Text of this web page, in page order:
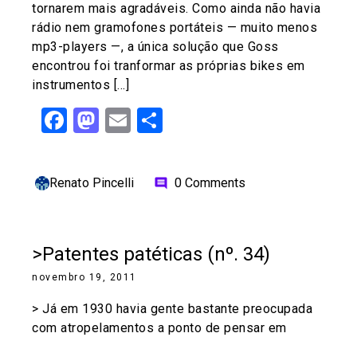
tornarem mais agradáveis. Como ainda não havia
rádio nem gramofones portáteis — muito menos
mp3-players —, a única solução que Goss
encontrou foi tranformar as próprias bikes em
instrumentos […]
Facebook
Mastodon
Email
Renato Pincelli comment 0 Comments
>Patentes patéticas (nº. 34)
novembro 19, 2011
> Já em 1930 havia gente bastante preocupada
com atropelamentos a ponto de pensar em